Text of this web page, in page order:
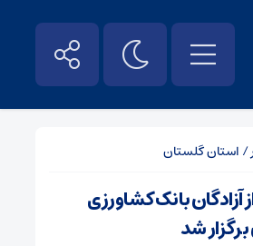
/ استان گلستان
بانک کشاورزی
شد